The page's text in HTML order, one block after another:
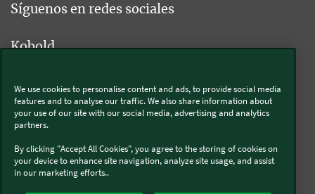
Síguenos en redes sociales
Kobold
Thermomix®
We use cookies to personalise content and ads, to provide social media
features and to analyse our traffic. We also share information about
your use of our site with our social media, advertising and analytics
partners.
By clicking "Accept All Cookies", you agree to the storing of cookies on
your device to enhance site navigation, analyze site usage, and assist
in our marketing efforts..